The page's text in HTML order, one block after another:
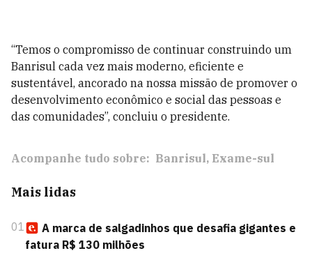
“Temos o compromisso de continuar construindo um
Banrisul cada vez mais moderno, eficiente e
sustentável, ancorado na nossa missão de promover o
desenvolvimento econômico e social das pessoas e
das comunidades”, concluiu o presidente.
Acompanhe tudo sobre: Banrisul Exame-sul
Mais lidas
01
A marca de salgadinhos que desafia gigantes e
fatura R$ 130 milhões